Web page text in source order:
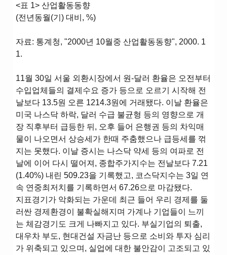
<표 1> 산업활동동향
(전년동월(기) 대비, %)
자료: 통계청, "2000년 10월중 산업활동동향", 2000. 1
1.
11월 30일 서울 외환시장에서 원-달러 환율은 오전부터
수입업체들의 결제수요 증가 등으로 오르기 시작해 전
날보다 13.5원 오른 1214.3원에 거래됐다. 이날 환율은
미국 나스닥 하락, 달러 수급 불균형 등의 영향으로 개
장 직후부터 급등한 뒤, 오후 들어 은행권 등의 차익매
물이 나오면서 상승세가 한때 주춤했으나 급등세를 꺾
지는 못했다. 이날 증시는 나스닥 약세 등의 여파로 전
날에 이어 다시 떨어져, 종합주가지수는 전날보다 7.21
(1.40%) 내린 509.23을 기록했고, 코스닥지수는 3일 연
속 연중최저치를 기록하면서 67.26으로 마감됐다.
지표경기가 악화되는 가운데 최근 들어 우리 경제를 둘
러싼 경제환경이 불확실해지며 가계나 기업들이 느끼
는 체감경기도 크게 나빠지고 있다. 부실기업의 퇴출,
대우차 부도, 현대건설 자금난 등으로 소비와 투자 심리
가 위축되고 있으며, 실업에 대한 불안감이 고조되고 있